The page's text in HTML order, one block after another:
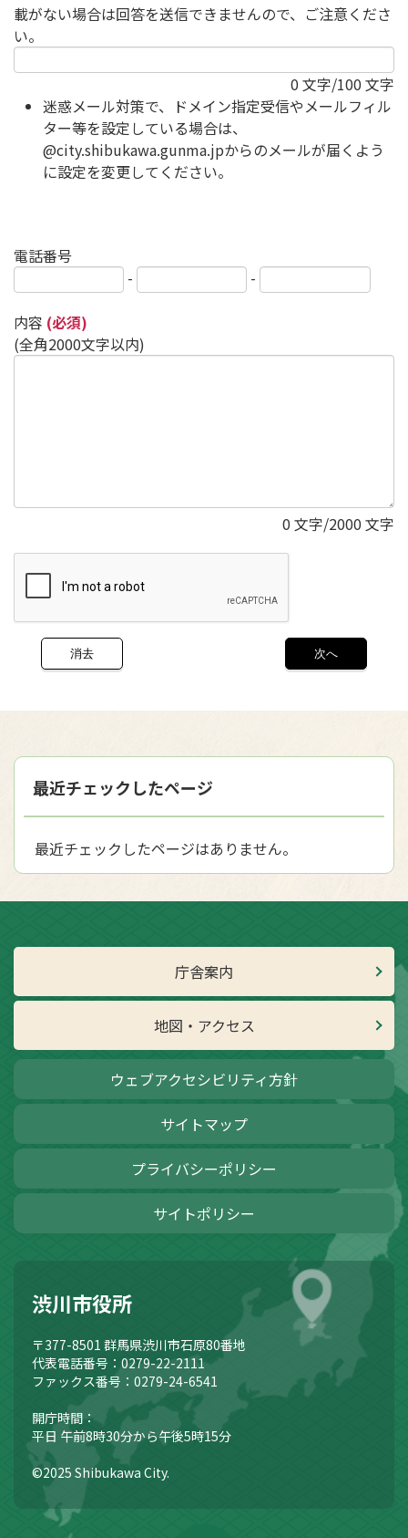
載がない場合は回答を送信できませんので、ご注意くださ
い。
0 文字/100 文字
迷惑メール対策で、ドメイン指定受信やメールフィル
ター等を設定している場合は、
@city.shibukawa.gunma.jpからのメールが届くよう
に設定を変更してください。
電話番号
-
-
内容 (必須)
(全角2000文字以内)
0 文字/2000 文字
最近チェックしたページ
最近チェックしたページはありません。
庁舎案内
地図・アクセス
ウェブアクセシビリティ方針
サイトマップ
プライバシーポリシー
サイトポリシー
渋川市役所
〒377-8501 群馬県渋川市石原80番地
代表電話番号：0279-22-2111
ファックス番号：0279-24-6541
開庁時間：
平日 午前8時30分から午後5時15分
©2025 Shibukawa City.